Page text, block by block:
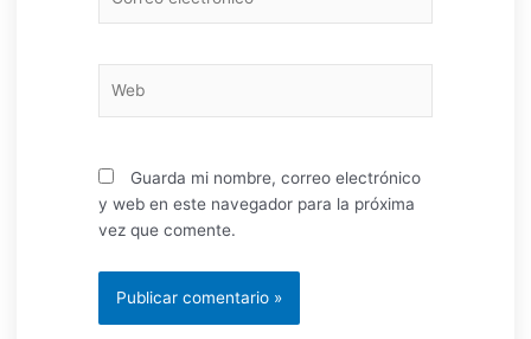
electrónico*
Guarda mi nombre, correo electrónico
y web en este navegador para la próxima
vez que comente.